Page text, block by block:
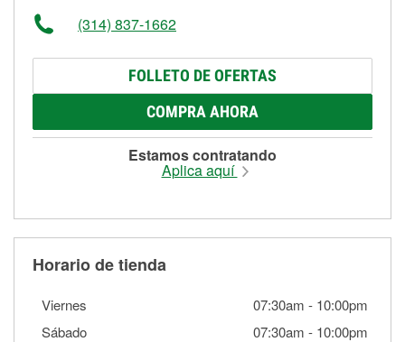
(314) 837-1662
FOLLETO DE OFERTAS
COMPRA AHORA
Estamos contratando
Aplica aquí
Horario de tienda
Viernes 07:30am - 10:00pm
Sábado
07:30am - 10:00pm